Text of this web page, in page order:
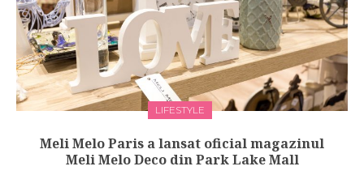
LIFESTYLE
Meli Melo Paris a lansat oficial magazinul
Meli Melo Deco din Park Lake Mall